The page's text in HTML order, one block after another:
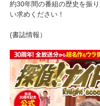
約30年間の番組の歴史を振
い求めください！
(書誌情報）